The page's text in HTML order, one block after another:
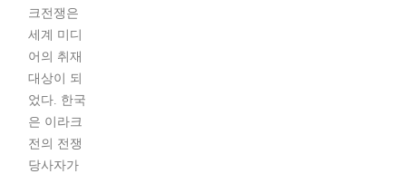
크전쟁은
세계 미디
어의 취재
대상이 되
었다. 한국
은 이라크
전의 전쟁
당사자가